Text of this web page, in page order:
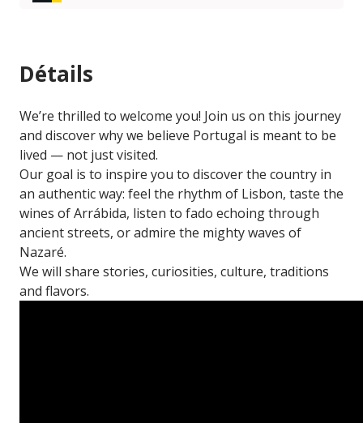
Détails
We’re thrilled to welcome you! Join us on this journey
and discover why we believe Portugal is meant to be
lived — not just visited.
Our goal is to inspire you to discover the country in
an authentic way: feel the rhythm of Lisbon, taste the
wines of Arrábida, listen to fado echoing through
ancient streets, or admire the mighty waves of
Nazaré.
We will share stories, curiosities, culture, traditions
and flavors.